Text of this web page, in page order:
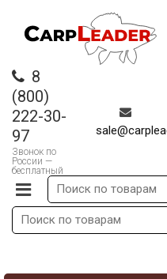
8
(800)
222-30-
97
Звонок по
России —
бесплатный